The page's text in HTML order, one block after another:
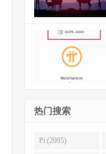
热门搜索
Pi (2095)